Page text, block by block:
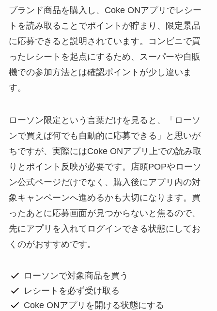
ブランド商品を購入し、Coke ONアプリでレシー
トを読み取ることでポイントが貯まり、限定景品
に応募できると説明されています。コンビニで買
ったレシートを起点にするため、スーパーや自販
機での参加方法とは確認ポイントが少し違いま
す。
ローソン限定という言葉だけを見ると、「ローソ
ンで買えば何でも自動的に応募できる」と思いが
ちですが、実際にはCoke ONアプリ上での読み取
りとポイント反映が必要です。店頭POPやローソ
ン公式ページだけでなく、購入後にアプリ内の対
象キャンペーンへ進めるかも大切になります。買
ったあとに応募画面が見つからないと焦るので、
先にアプリを入れてログインできる状態にしてお
くのがおすすめです。
ローソンで対象商品を買う
レシートを必ず受け取る
Coke ONアプリを開ける状態にする